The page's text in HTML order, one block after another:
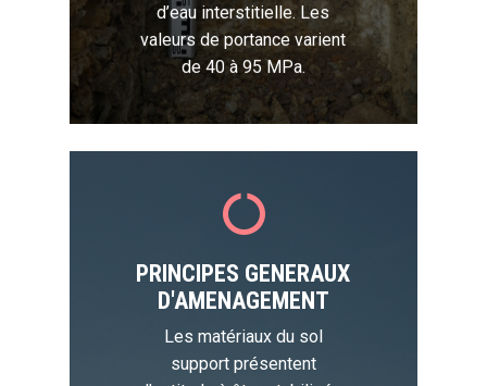
d’eau interstitielle. Les
valeurs de portance varient
de 40 à 95 MPa.
PRINCIPES GENERAUX
D'AMENAGEMENT
Les matériaux du sol
support présentent